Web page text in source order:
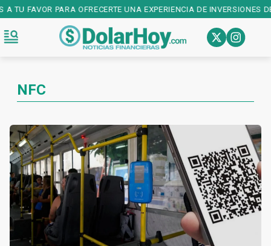
FAVOR PARA OFRECERTE UNA EXPERIENCIA DE INVERSIONES
NFC